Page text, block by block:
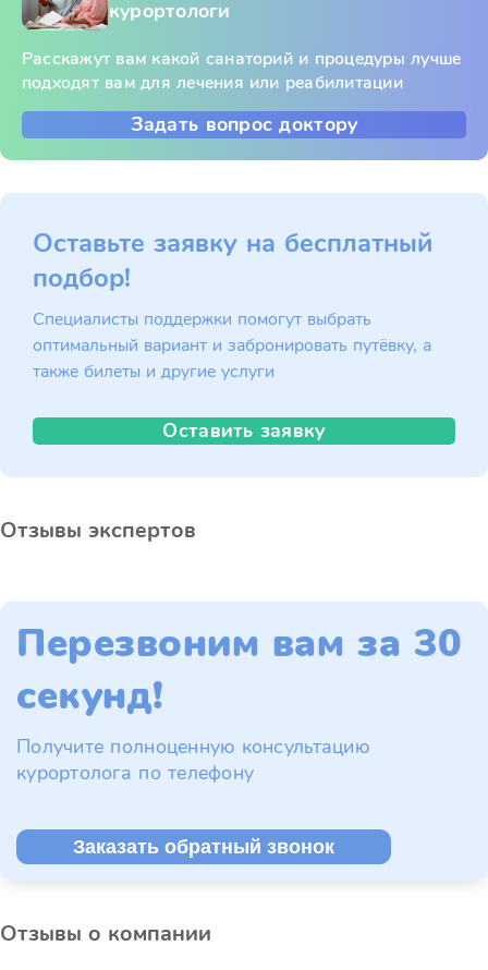
курортологи
Расскажут вам какой санаторий и процедуры лучше
подходят вам для лечения или реабилитации
Задать вопрос доктору
Оставьте заявку на бесплатный
подбор!
Специалисты поддержки помогут выбрать
оптимальный вариант и забронировать путёвку, а
также билеты и другие услуги
Оставить заявку
Отзывы экспертов
Перезвоним вам за 30
секунд!
Получите полноценную консультацию
курортолога по телефону
Заказать обратный звонок
Отзывы о компании